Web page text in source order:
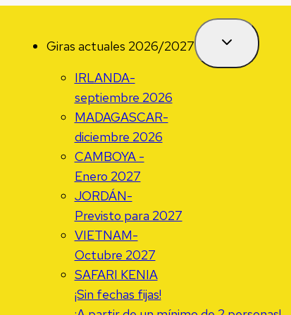
Giras actuales 2026/2027
IRLANDA-
septiembre 2026
MADAGASCAR-
diciembre 2026
CAMBOYA -
Enero 2027
JORDÁN-
Previsto para 2027
VIETNAM-
Octubre 2027
SAFARI KENIA
¡Sin fechas fijas!